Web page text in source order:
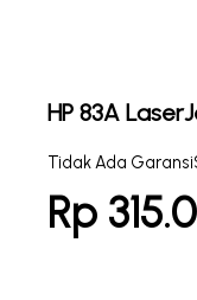
HP 83A
Tidak Ada Garansi
Rp